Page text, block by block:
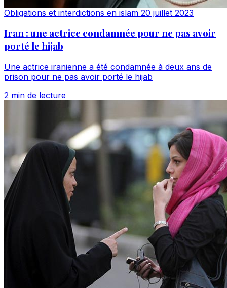
Obligations et interdictions en islam 20 juillet 2023
Iran : une actrice condamnée pour ne pas avoir
porté le hijab
Une actrice iranienne a été condamnée à deux ans de
prison pour ne pas avoir porté le hijab
2 min de lecture